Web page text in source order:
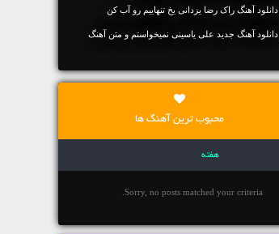
دانلود آهنگ راک رضا یزدانی یخ تنهاییم رو آب کن
دانلود آهنگ جديد علی یاسینی نمیخواستم و متن آهنگ
محبوب ترین آهنگ ها
هفته
Sorry, no posts matched your criteria.